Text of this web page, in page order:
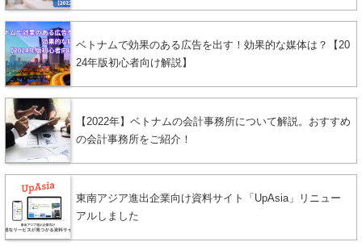
ベトナムで効果のある広告を出す！効果的な媒体は？【20
24年版初心者向け解説】
【2022年】ベトナムの会計事務所について解説。おすすめ
の会計事務所をご紹介！
東南アジア進出企業向け資料サイト「UpAsia」リニュー
アルしました